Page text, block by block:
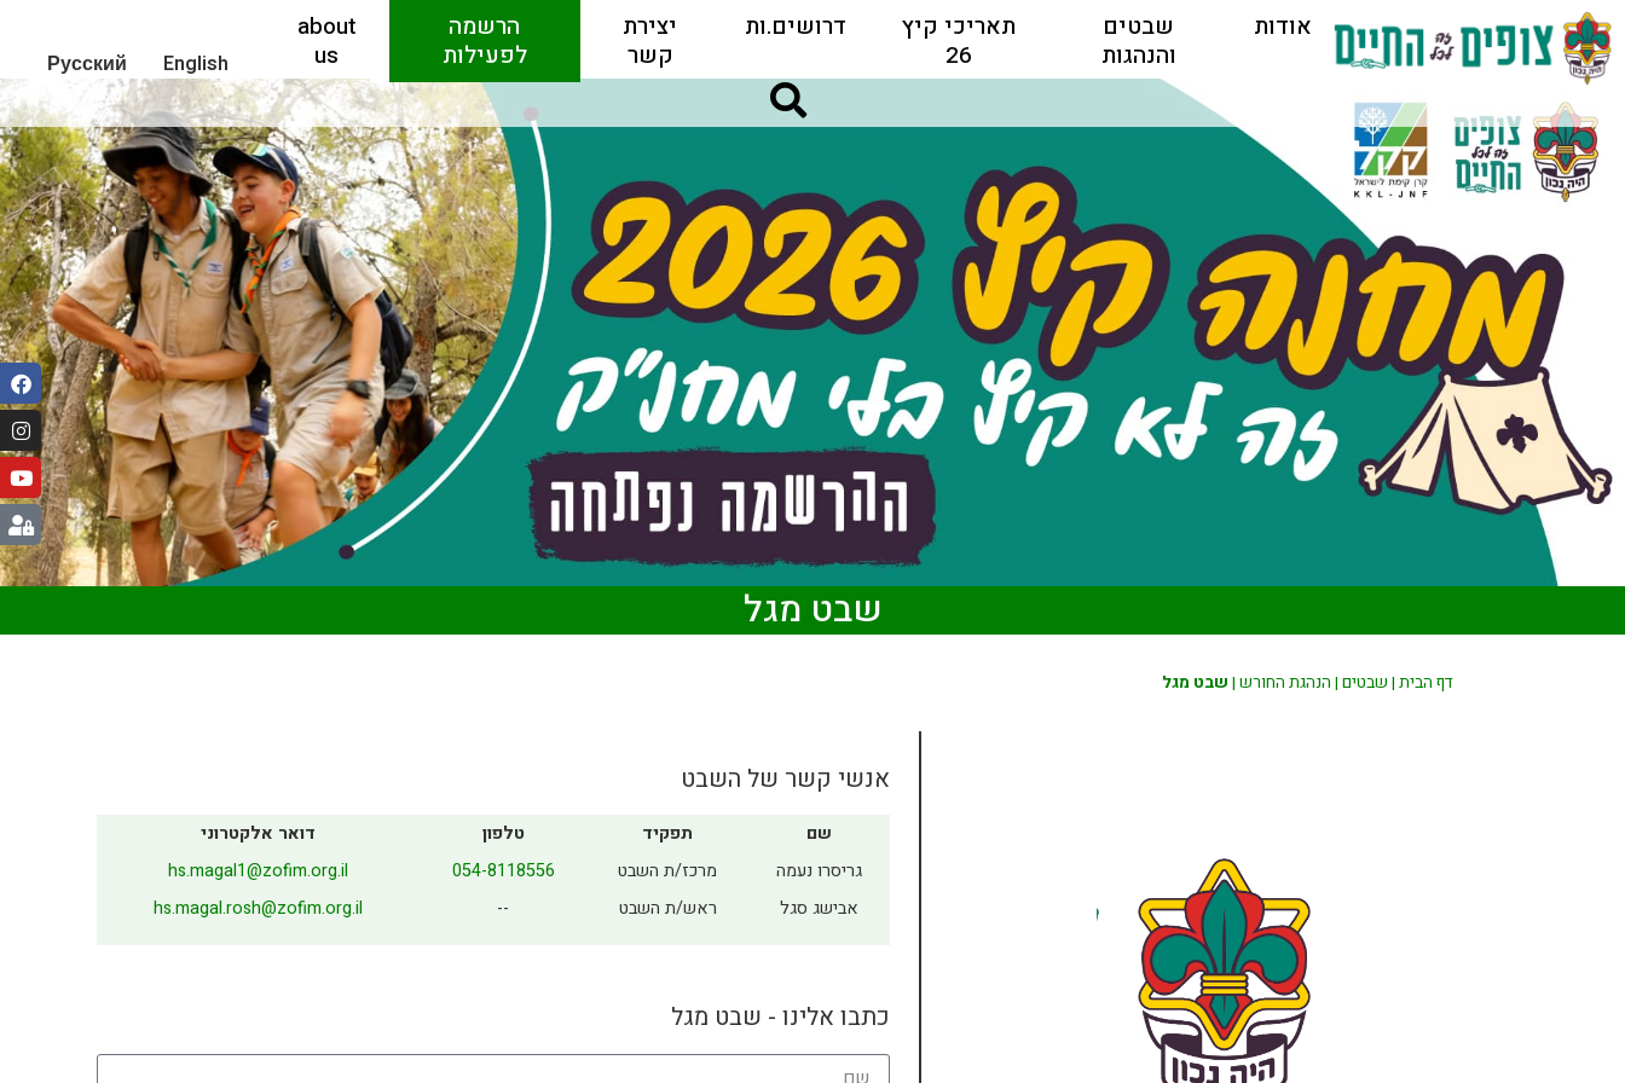
אודות
שבטים
והנהגות
תאריכי קיץ
26
דרושים.ות
יצירת
קשר
הרשמה
לפעילות
about
us
English
Русский
שבט מגל
דף הבית | שבטים | הנהגת החורש | שבט מגל
אנשי קשר של השבט
שם תפקיד טלפון
דואר אלקטרוני
גריסרו נעמה
מרכז/ת השבט 054-8118556
hs.magal1@zofim.org.il
אבישג סגל
ראש/ת השבט --
hs.magal.rosh@zofim.org.il
כתבו אלינו - שבט מגל